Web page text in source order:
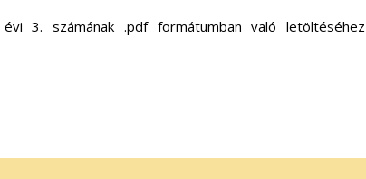
3. számának .pdf formátumban való letöltéséhez